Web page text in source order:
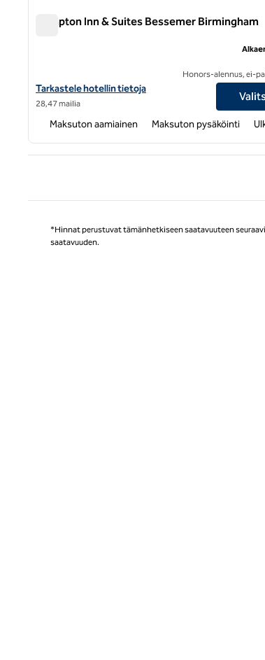
Hampton Inn & Suites Bessemer Birmingham
Katso hotellitiedot kohteesta Hampton Inn & Suites
Tarkastele hotellin tietoja
28,47 mailia
Honors-alennus, ei-
Maksuton aamiainen Maksuton pysäköinti
*Hinnat perustuvat tämänhetkiseen saatavuuteen
saatavuuden.